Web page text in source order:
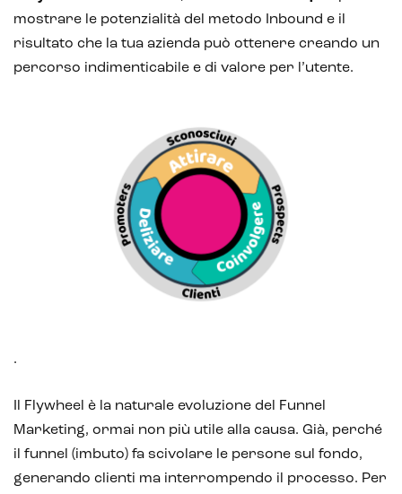
mostrare le potenzialità del metodo Inbound e il
risultato che la tua azienda può ottenere creando un
percorso indimenticabile e di valore per l’utente.
.
Il Flywheel è la naturale evoluzione del Funnel
Marketing, ormai non più utile alla causa. Già, perché
il funnel (imbuto) fa scivolare le persone sul fondo,
generando clienti ma interrompendo il processo. Per